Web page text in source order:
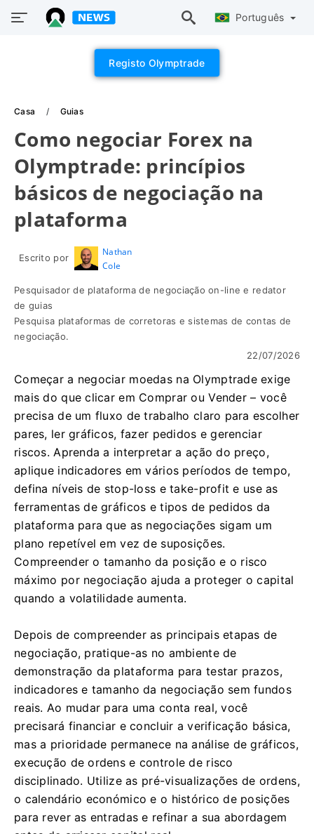
Português
Registo Olymptrade
Casa Guias
Como negociar Forex na
Olymptrade: princípios
básicos de negociação na
plataforma
Escrito por
Nathan
Cole
Pesquisador de plataforma de negociação on-line e redator
de guias
Pesquisa plataformas de corretoras e sistemas de contas de
negociação.
22/07/2026
Começar a negociar moedas na Olymptrade exige
mais do que clicar em Comprar ou Vender – você
precisa de um fluxo de trabalho claro para escolher
pares, ler gráficos, fazer pedidos e gerenciar
riscos. Aprenda a interpretar a ação do preço,
aplique indicadores em vários períodos de tempo,
defina níveis de stop-loss e take-profit e use as
ferramentas de gráficos e tipos de pedidos da
plataforma para que as negociações sigam um
plano repetível em vez de suposições.
Compreender o tamanho da posição e o risco
máximo por negociação ajuda a proteger o capital
quando a volatilidade aumenta.
Depois de compreender as principais etapas de
negociação, pratique-as no ambiente de
demonstração da plataforma para testar prazos,
indicadores e tamanho da negociação sem fundos
reais. Ao mudar para uma conta real, você
precisará financiar e concluir a verificação básica,
mas a prioridade permanece na análise de gráficos,
execução de ordens e controle de risco
disciplinado. Utilize as pré-visualizações de ordens,
o calendário económico e o histórico de posições
para rever as entradas e refinar a sua abordagem